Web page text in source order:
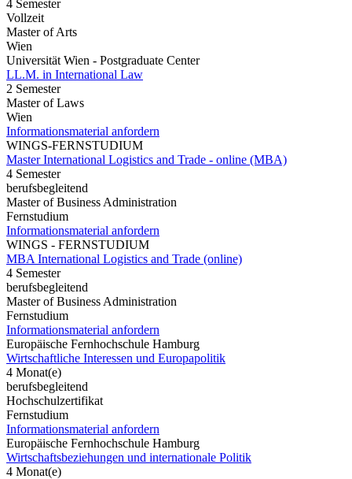
4 Semester
Vollzeit
Master of Arts
Wien
Universität Wien - Postgraduate Center
LL.M. in International Law
2 Semester
Master of Laws
Wien
Informationsmaterial anfordern
WINGS-FERNSTUDIUM
Master International Logistics and Trade - online (MBA)
4 Semester
berufsbegleitend
Master of Business Administration
Fernstudium
Informationsmaterial anfordern
WINGS - FERNSTUDIUM
MBA International Logistics and Trade (online)
4 Semester
berufsbegleitend
Master of Business Administration
Fernstudium
Informationsmaterial anfordern
Europäische Fernhochschule Hamburg
Wirtschaftliche Interessen und Europapolitik
4 Monat(e)
berufsbegleitend
Hochschulzertifikat
Fernstudium
Informationsmaterial anfordern
Europäische Fernhochschule Hamburg
Wirtschaftsbeziehungen und internationale Politik
4 Monat(e)